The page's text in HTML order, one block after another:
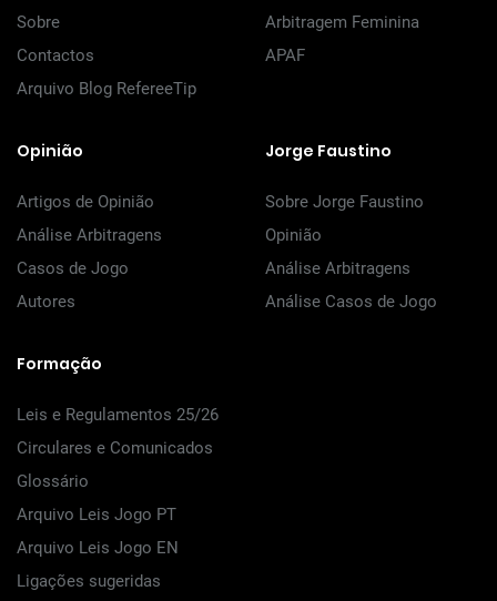
Sobre
Contactos
Arquivo Blog RefereeTip
Arbitragem Feminina
APAF
Opinião
Artigos de Opinião
Análise Arbitragens
Casos de Jogo
Autores
Jorge Faustino
Sobre Jorge Faustino
Opinião
Análise Arbitragens
Análise Casos de Jogo
Formação
Leis e Regulamentos 25/26
Circulares e Comunicados
Glossário
Arquivo Leis Jogo PT
Arquivo Leis Jogo EN
Ligações sugeridas